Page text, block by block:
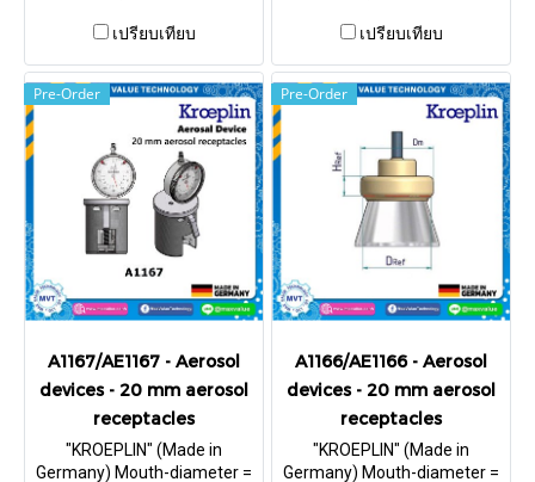
เปรียบเทียบ เปรียบเทียบ
Pre-Order
A1167/AE1167 - Aerosol
devices - 20 mm aerosol
receptacles
"KROEPLIN" (Made in
Germany) Mouth-diameter =
Pre-Order
A1166/AE1166 - Aerosol
devices - 20 mm aerosol
receptacles
"KROEPLIN" (Made in
Germany) Mouth-diameter =